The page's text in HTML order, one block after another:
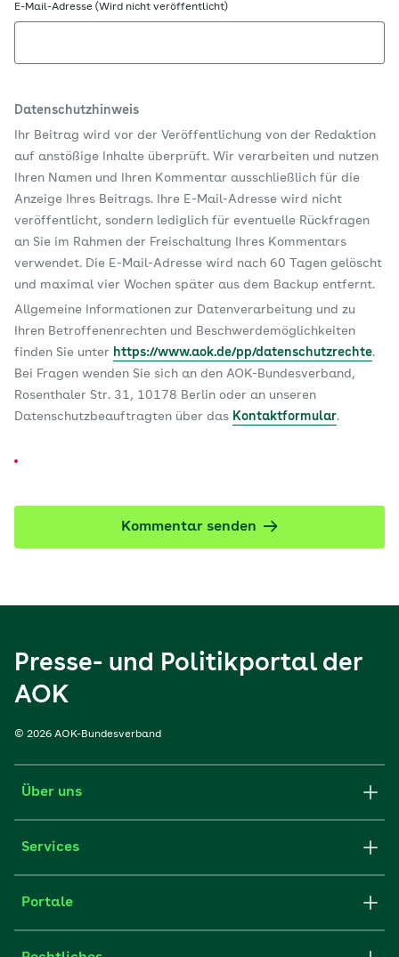
E-Mail-Adresse (Wird nicht veröffentlicht)
Datenschutzhinweis
Ihr Beitrag wird vor der Veröffentlichung von der Redaktion
auf anstößige Inhalte überprüft. Wir verarbeiten und nutzen
Ihren Namen und Ihren Kommentar ausschließlich für die
Anzeige Ihres Beitrags. Ihre E-Mail-Adresse wird nicht
veröffentlicht, sondern lediglich für eventuelle Rückfragen
an Sie im Rahmen der Freischaltung Ihres Kommentars
verwendet. Die E-Mail-Adresse wird nach 60 Tagen gelöscht
und maximal vier Wochen später aus dem Backup entfernt.
Allgemeine Informationen zur Datenverarbeitung und zu
Ihren Betroffenenrechten und Beschwerdemöglichkeiten
finden Sie unter https://www.aok.de/pp/datenschutzrechte.
Bei Fragen wenden Sie sich an den AOK-Bundesverband,
Rosenthaler Str. 31, 10178 Berlin oder an unseren
Datenschutzbeauftragten über das Kontaktformular.
Kommentar senden
Presse- und Politikportal der
AOK
© 2026 AOK-Bundesverband
Über uns
Services
Portale